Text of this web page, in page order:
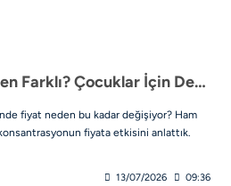
Arjinin Fiyatları Neden Farklı? Çocuklar İçin Değer Değerlendirme Rehberi
fiyat neden bu kadar değişiyor? Ham
fiyata etkisini anlattık.
13/07/2026 09:36